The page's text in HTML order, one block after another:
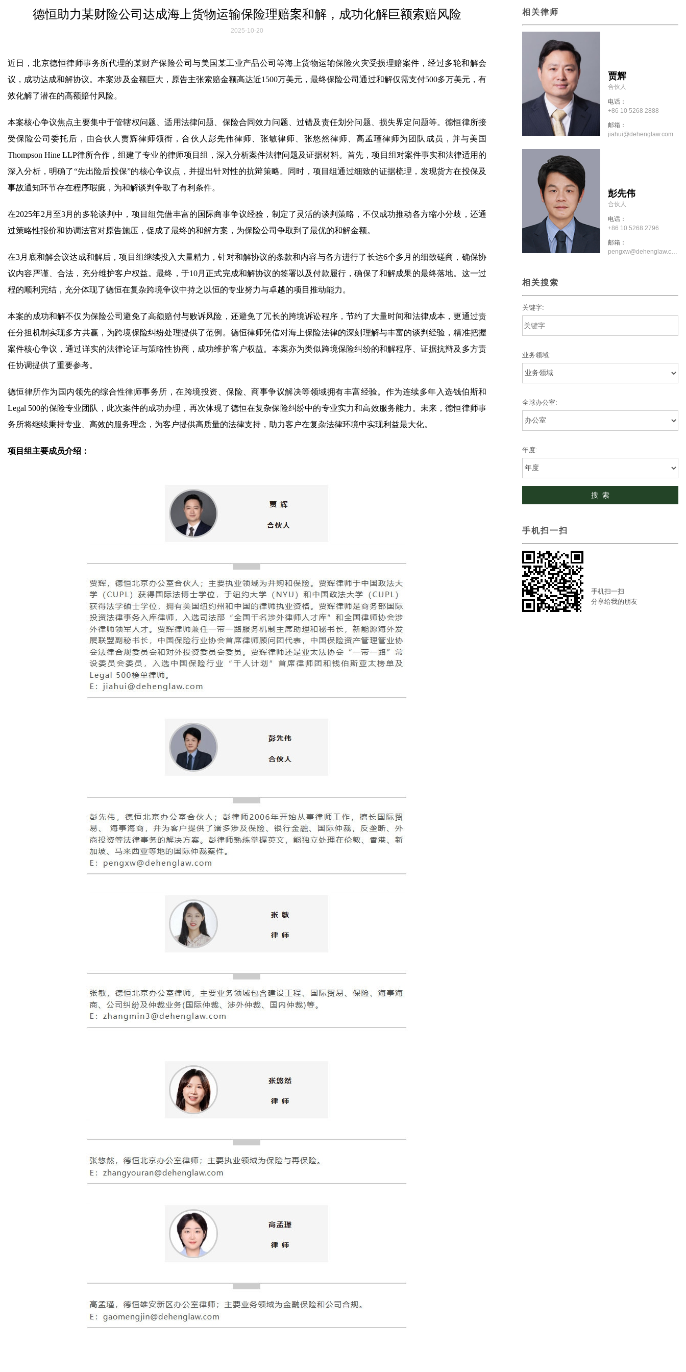
德恒助力某财险公司达成海上货物运输保险理赔案和解，成功化解巨额索赔风险
2025-10-20
近日，北京德恒律师事务所代理的某财产保险公司与美国某工业产品公司等海上货物运输保险火灾受损理赔案件，经过多轮和解会
议，成功达成和解协议。本案涉及金额巨大，原告主张索赔金额高达近1500万美元，最终保险公司通过和解仅需支付500多万美元，有
效化解了潜在的高额赔付风险。
本案核心争议焦点主要集中于管辖权问题、适用法律问题、保险合同效力问题、过错及责任划分问题、损失界定问题等。德恒律所接
受保险公司委托后，由合伙人贾辉律师领衔，合伙人彭先伟律师、张敏律师、张悠然律师、高孟瑾律师为团队成员，并与美国
Thompson Hine LLP律所合作，组建了专业的律师项目组，深入分析案件法律问题及证据材料。首先，项目组对案件事实和法律适用的
深入分析，明确了“先出险后投保”的核心争议点，并提出针对性的抗辩策略。同时，项目组通过细致的证据梳理，发现货方在投保及
事故通知环节存在程序瑕疵，为和解谈判争取了有利条件。
在2025年2月至3月的多轮谈判中，项目组凭借丰富的国际商事争议经验，制定了灵活的谈判策略，不仅成功推动各方缩小分歧，还通
过策略性报价和协调法官对原告施压，促成了最终的和解方案，为保险公司争取到了最优的和解金额。
在3月底和解会议达成和解后，项目组继续投入大量精力，针对和解协议的条款和内容与各方进行了长达6个多月的细致磋商，确保协
议内容严谨、合法，充分维护客户权益。最终，于10月正式完成和解协议的签署以及付款履行，确保了和解成果的最终落地。这一过
程的顺利完结，充分体现了德恒在复杂跨境争议中持之以恒的专业努力与卓越的项目推动能力。
本案的成功和解不仅为保险公司避免了高额赔付与败诉风险，还避免了冗长的跨境诉讼程序，节约了大量时间和法律成本，更通过责
任分担机制实现多方共赢，为跨境保险纠纷处理提供了范例。德恒律师凭借对海上保险法律的深刻理解与丰富的谈判经验，精准把握
案件核心争议，通过详实的法律论证与策略性协商，成功维护客户权益。本案亦为类似跨境保险纠纷的和解程序、证据抗辩及多方责
任协调提供了重要参考。
德恒律所作为国内领先的综合性律师事务所，在跨境投资、保险、商事争议解决等领域拥有丰富经验。作为连续多年入选钱伯斯和
Legal 500的保险专业团队，此次案件的成功办理，再次体现了德恒在复杂保险纠纷中的专业实力和高效服务能力。未来，德恒律师事
务所将继续秉持专业、高效的服务理念，为客户提供高质量的法律支持，助力客户在复杂法律环境中实现利益最大化。
项目组主要成员介绍：
相关律师
贾辉
合伙人
电话：
+86 10 5268 2888
邮箱：
jiahui@dehenglaw.com
彭先伟
合伙人
电话：
+86 10 5268 2796
邮箱：
pengxw@dehenglaw.com
相关搜索
关键字:
业务领域:
全球办公室:
年度:
手机扫一扫
手机扫一扫
分享给我的朋友